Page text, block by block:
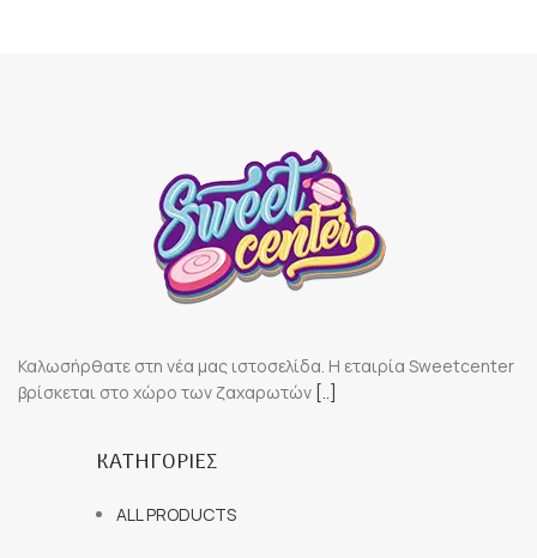
Καλωσήρθατε στη νέα μας ιστοσελίδα. Η εταιρία Sweetcenter
βρίσκεται στο χώρο των ζαχαρωτών [..]
ΚΑΤΗΓΟΡΙΕΣ
ALL PRODUCTS